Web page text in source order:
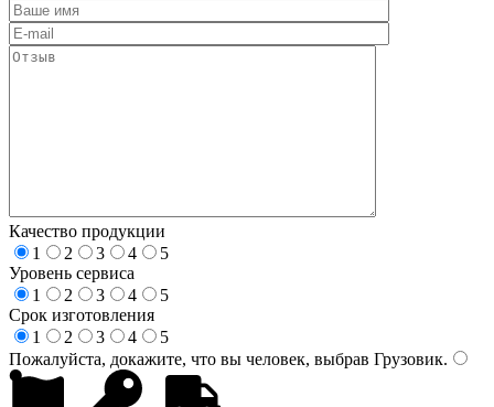
Качество продукции
1
2 3 4
5
Уровень сервиса
1
2 3 4
5
Срок изготовления
1
2 3 4
5
Пожалуйста, докажите, что вы человек, выбрав Грузовик.